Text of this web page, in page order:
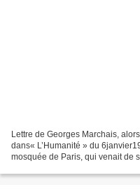
Lettre de Georges Marchais,
dans« L’Humanité » du
mosquée de Paris, qui venait de